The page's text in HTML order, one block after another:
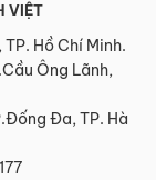
VIỆT
Hồ Chí Minh.
Ông Lãnh,
Đa, TP. Hà